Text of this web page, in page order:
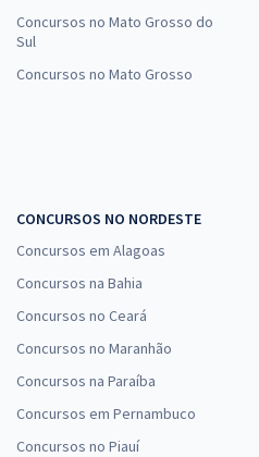
Concursos no Mato Grosso do
Sul
Concursos no Mato Grosso
CONCURSOS NO NORDESTE
Concursos em Alagoas
Concursos na Bahia
Concursos no Ceará
Concursos no Maranhão
Concursos na Paraíba
Concursos em Pernambuco
Concursos no Piauí